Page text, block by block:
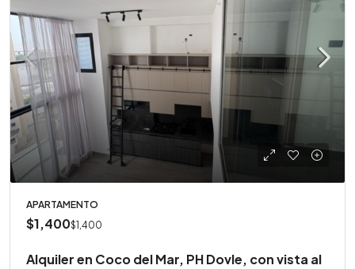
APARTAMENTO
$1,400$1,400
Alquiler en Coco del Mar, PH Dovle, con vista al